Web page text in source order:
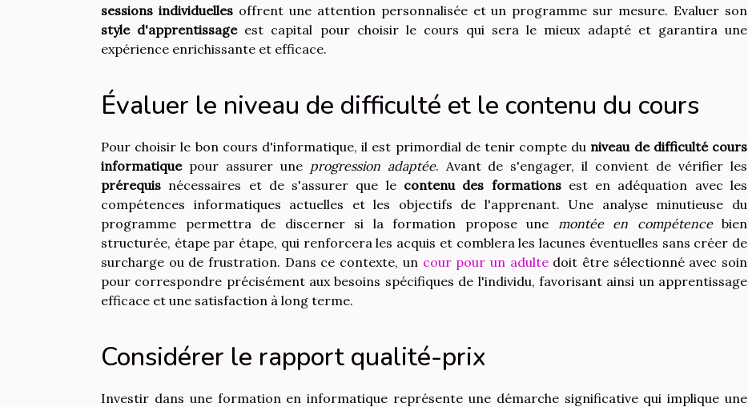
sessions individuellesoffrent une attention personnalisée et un programme sur mesure. Evaluer son
style d'apprentissageest capital pour choisir le cours qui sera le mieux adapté et garantira une
expérience enrichissante et efficace.
Évaluer le niveau de difficulté et le contenu du cours
Pour choisir le bon cours d'informatique, il est primordial de tenir compte du niveau de difficulté cours
informatiquepour assurer une progression adaptée. Avant de s'engager, il convient de vérifier les
prérequis nécessaires et de s'assurer que le contenu des formationsest en adéquation avec les
compétences informatiques actuelles et les objectifs de l'apprenant. Une analyse minutieuse du
programme permettra de discerner si la formation propose une montée en compétencebien
structurée, étape par étape, qui renforcera les acquis et comblera les lacunes éventuelles sans créer de
surcharge ou de frustration. Dans ce contexte, un cour pour un adultedoit être sélectionné avec soin
pour correspondre précisément aux besoins spécifiques de l'individu, favorisant ainsi un apprentissage
efficace et une satisfaction à long terme.
Considérer le rapport qualité-prix
Investir dans une formation en informatique représente une démarche significative qui implique une